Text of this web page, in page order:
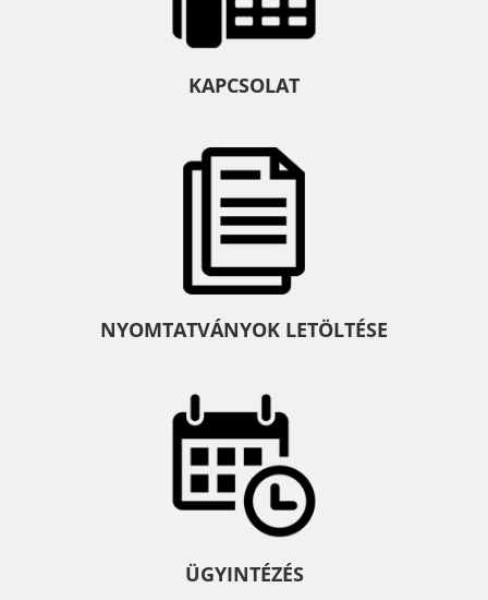
KAPCSOLAT
NYOMTATVÁNYOK LETÖLTÉSE
ÜGYINTÉZÉS